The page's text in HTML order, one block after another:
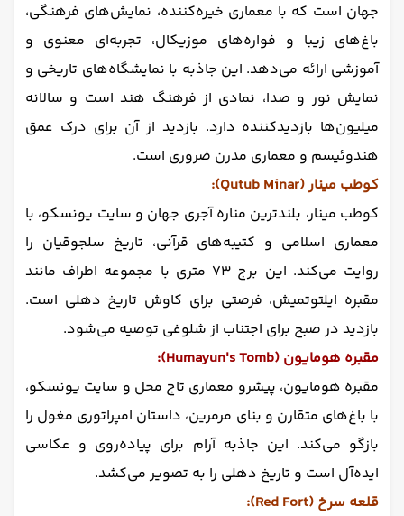
جهان است که با معماری خیره‌کننده، نمایش‌های فرهنگی،
باغ‌های زیبا و فواره‌های موزیکال، تجربه‌ای معنوی و
آموزشی ارائه می‌دهد. این جاذبه با نمایشگاه‌های تاریخی و
نمایش نور و صدا، نمادی از فرهنگ هند است و سالانه
میلیون‌ها بازدیدکننده دارد. بازدید از آن برای درک عمق
هندوئیسم و معماری مدرن ضروری است.
کوطب مینار (Qutub Minar):
کوطب مینار، بلندترین مناره آجری جهان و سایت یونسکو، با
معماری اسلامی و کتیبه‌های قرآنی، تاریخ سلجوقیان را
روایت می‌کند. این برج ۷۳ متری با مجموعه اطراف مانند
مقبره ایلتوتمیش، فرصتی برای کاوش تاریخ دهلی است.
بازدید در صبح برای اجتناب از شلوغی توصیه می‌شود.
مقبره هومایون (Humayun's Tomb):
مقبره هومایون، پیشرو معماری تاج محل و سایت یونسکو،
با باغ‌های متقارن و بنای مرمرین، داستان امپراتوری مغول را
بازگو می‌کند. این جاذبه آرام برای پیاده‌روی و عکاسی
ایده‌آل است و تاریخ دهلی را به تصویر می‌کشد.
قلعه سرخ (Red Fort):